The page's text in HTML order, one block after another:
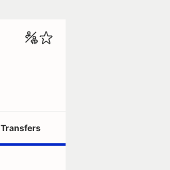
Transfers